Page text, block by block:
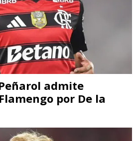
admite
por De la